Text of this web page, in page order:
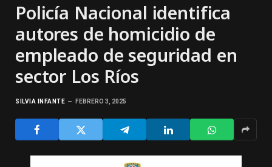
Policía Nacional identifica
autores de homicidio de
empleado de seguridad en
sector Los Ríos
SILVIA INFANTE FEBRERO 3, 2025